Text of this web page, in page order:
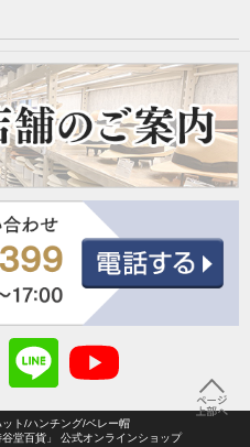
ト/ハンチング/ベレー帽
堂百貨」 公式オンラインショップ